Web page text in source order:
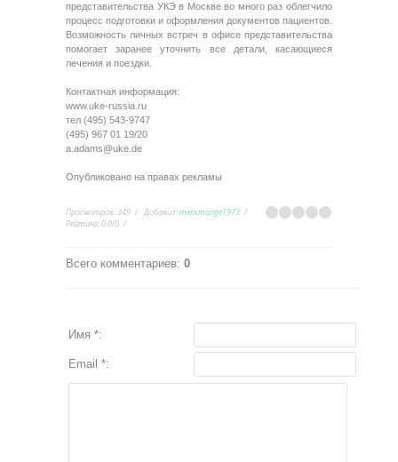
представительства УКЭ в Москве во много раз облегчило
процесс подготовки и оформления документов пациентов.
Возможность личных встреч в офисе представительства
помогает заранее уточнить все детали, касающиеся
лечения и поездки.
Контактная информация:
www.uke-russia.ru
тел (495) 543-9747
(495) 967 01 19/20
a.adams@uke.de
Опубликовано на правах рекламы
Просмотров:349 Добавил:mensmarige1973
Рейтинг:0.0/0
Всего комментариев: 0
Имя *:
Email *: